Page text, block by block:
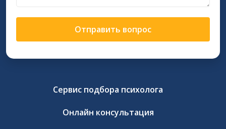
Отправить вопрос
Сервис подбора психолога
Онлайн консультация